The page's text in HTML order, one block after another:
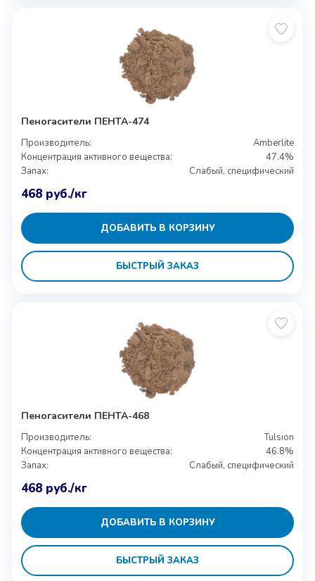
Пеногасители ПЕНТА-474
Производитель:
Amberlite
Концентрация активного вещества:
47.4%
Запах:
Слабый, специфический
468 руб./кг
ДОБАВИТЬ В КОРЗИНУ
БЫСТРЫЙ ЗАКАЗ
Пеногасители ПЕНТА-468
Производитель:
Tulsion
Концентрация активного вещества:
46.8%
Запах:
Слабый, специфический
468 руб./кг
ДОБАВИТЬ В КОРЗИНУ
БЫСТРЫЙ ЗАКАЗ